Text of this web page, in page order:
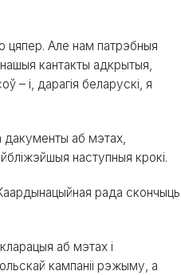
цяпер. Але нам патрэбныя
кантакты адкрытыя,
– і, дарагія беларускі, я
дакументы аб мэтах,
наступныя крокі.
рада скончыць
аб мэтах і
кампаніі рэжыму, а